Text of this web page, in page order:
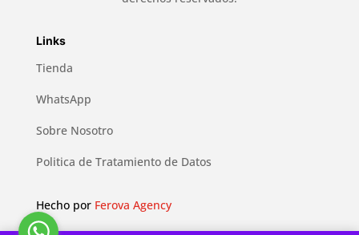
Links
Tienda
WhatsApp
Sobre Nosotro
Politica de Tratamiento de Datos
Hecho por Ferova Agency